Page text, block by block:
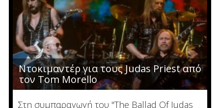
Ντοκιμαντέρ για τους Judas Priest από
τον Tom Morello
Στη συμπαραγωγή του "The Ballad Of Judas